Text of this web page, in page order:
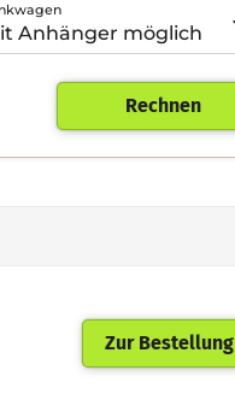
Rechnen
Zur Bestellung